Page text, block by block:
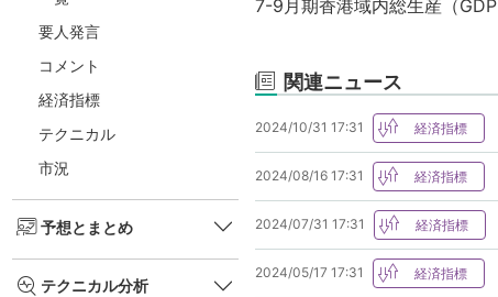
要人発言
コメント
経済指標
テクニカル
市況
予想とまとめ
テクニカル分析
7-9月期香港域内総生産（
関連ニュース
2024/10/31 17:31
2024/08/16 17:31
2024/07/31 17:31
2024/05/17 17:31